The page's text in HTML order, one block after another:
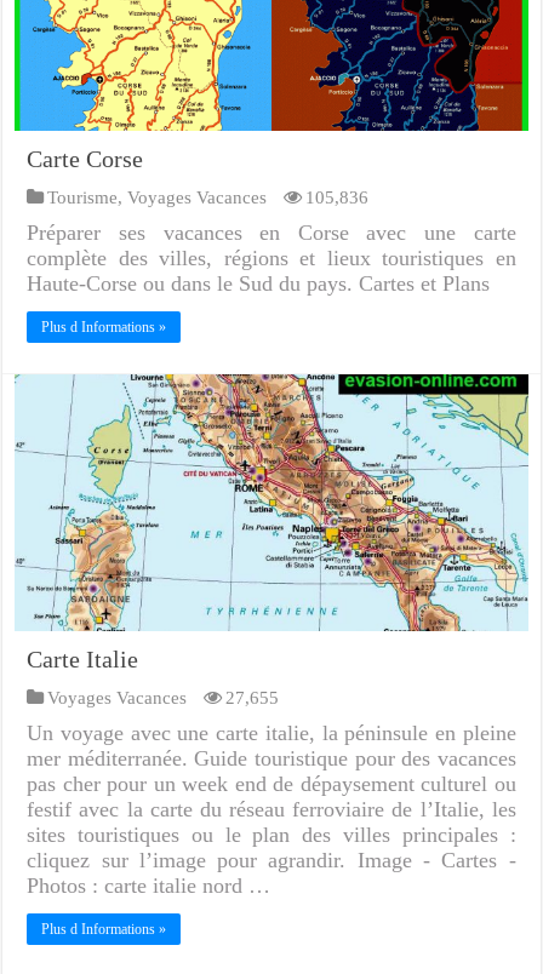
Carte Corse
Tourisme,Voyages Vacances 105,836
Préparer ses vacances en Corse avec une carte
complète des villes, régions et lieux touristiques en
Haute-Corse ou dans le Sud du pays. Cartes et Plans
Plus d Informations »
Carte Italie
Voyages Vacances 27,655
Un voyage avec une carte italie, la péninsule en pleine
mer méditerranée. Guide touristique pour des vacances
pas cher pour un week end de dépaysement culturel ou
festif avec la carte du réseau ferroviaire de l’Italie, les
sites touristiques ou le plan des villes principales :
cliquez sur l’image pour agrandir. Image - Cartes -
Photos : carte italie nord …
Plus d Informations »